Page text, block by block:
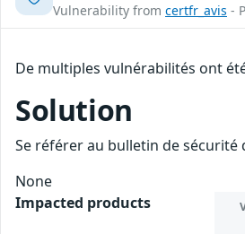
Vulnerability from certfr_avis -
De multiples vulnérabilités ont
Solution
Se référer au bulletin de
None
Impacted products